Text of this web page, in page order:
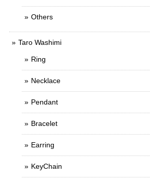
Others
Taro Washimi
Ring
Necklace
Pendant
Bracelet
Earring
KeyChain